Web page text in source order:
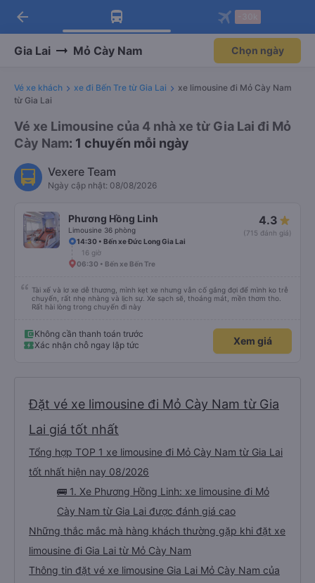
Tải app Vexere ngay!
Nhận ưu đãi thành viên độc
Mở app
Tải app Vexere
-30k/ghế khi đặt vé máy bay qua
Mở app
arrow_back
Gia Lai Mỏ Cày Nam Chọn ngày
Vé xe khách xe đi Bến Tre từ Gia Lai
xe limousine đi Mỏ Cày Nam
từ Gia Lai
Vé xe Limousine của 4 nhà xe từ Gia Lai đi Mỏ
Cày Nam: 1 chuyến mỗi ngày
Vexere Team
Ngày cập nhật: 08/08/2026
Phương Hồng Linh
Limousine 36 phòng
4.3
(715 đánh giá)
14:30 • Bến xe Đức Long Gia Lai
16 giờ
06:30 • Bến xe Bến Tre
Tài xế và lơ xe dễ thương, mình kẹt xe nhưng vẫn cố gắng đợi để mình ko trễ
chuyến, rất nhẹ nhàng và lịch sự. Xe sạch sẽ, thoáng mát, mền thơm tho.
Rất hài lòng trong chuyến đi này
Không cần thanh toán trước
Xác nhận chỗ ngay lập tức
Xem giá
Đặt vé xe limousine đi Mỏ Cày Nam từ Gia
Lai giá tốt nhất
Tổng hợp TOP 1 xe limousine đi Mỏ Cày Nam từ Gia Lai
tốt nhất hiện nay 08/2026
🚌 1. Xe Phương Hồng Linh: xe limousine đi Mỏ
Cày Nam từ Gia Lai được đánh giá cao
Những thắc mắc mà hàng khách thường gặp khi đặt xe
limousine đi Gia Lai từ Mỏ Cày Nam
Thông tin đặt vé xe limousine Gia Lai Mỏ Cày Nam của